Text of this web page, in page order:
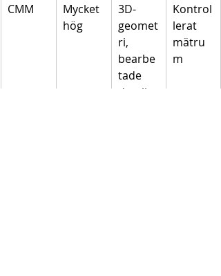
CMM
Mycket
hög
3D-
geomet
ri,
bearbe
tade
detaljer
Kontrol
lerat
mätru
m